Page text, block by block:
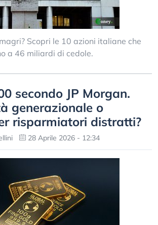
Scopri le 10 azioni italiane che
a 46 miliardi di cedole.
secondo JP Morgan.
generazionale o
risparmiatori distratti?
28 Aprile 2026 - 12:34